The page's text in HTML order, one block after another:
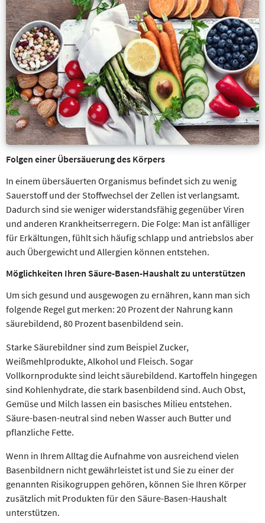
Folgen einer Übersäuerung des Körpers
In einem übersäuerten Organismus befindet sich zu wenig
Sauerstoff und der Stoffwechsel der Zellen ist verlangsamt.
Dadurch sind sie weniger widerstandsfähig gegenüber Viren
und anderen Krankheitserregern. Die Folge: Man ist anfälliger
für Erkältungen, fühlt sich häufig schlapp und antriebslos aber
auch Übergewicht und Allergien können entstehen.
Möglichkeiten Ihren Säure-Basen-Haushalt zu unterstützen
Um sich gesund und ausgewogen zu ernähren, kann man sich
folgende Regel gut merken: 20 Prozent der Nahrung kann
säurebildend, 80 Prozent basenbildend sein.
Starke Säurebildner sind zum Beispiel Zucker,
Weißmehlprodukte, Alkohol und Fleisch. Sogar
Vollkornprodukte sind leicht säurebildend. Kartoffeln hingegen
sind Kohlenhydrate, die stark basenbildend sind. Auch Obst,
Gemüse und Milch lassen ein basisches Milieu entstehen.
Säure-basen-neutral sind neben Wasser auch Butter und
pflanzliche Fette.
Wenn in Ihrem Alltag die Aufnahme von ausreichend vielen
Basenbildnern nicht gewährleistet ist und Sie zu einer der
genannten Risikogruppen gehören, können Sie Ihren Körper
zusätzlich mit Produkten für den Säure-Basen-Haushalt
unterstützen.